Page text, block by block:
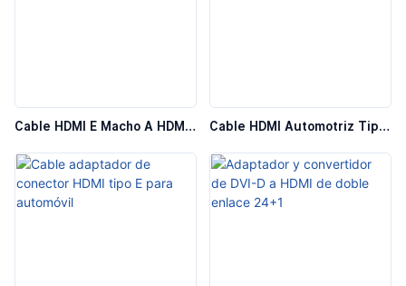
Cable HDMI E Macho A HDMI
Vehículos
Cable HDMI Automotriz Tipo